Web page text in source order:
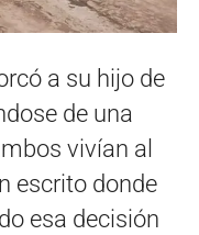
a su hijo de
de una
vivían al
escrito donde
esa decisión